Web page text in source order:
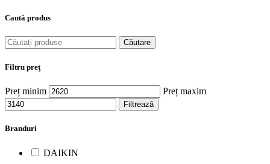
Caută produs
Căutare
Filtru preţ
Preț minim Preț maxim
Filtrează
Branduri
DAIKIN